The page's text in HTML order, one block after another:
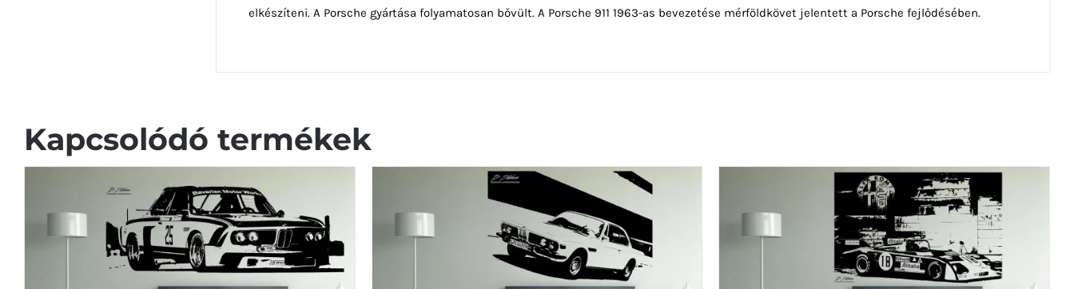
elkészíteni. A Porsche gyártása folyamatosan bővült. A Porsche 911 1963-as bevezetése mérföldkövet jelentett a Porsche fejlődésében.
Kapcsolódó termékek